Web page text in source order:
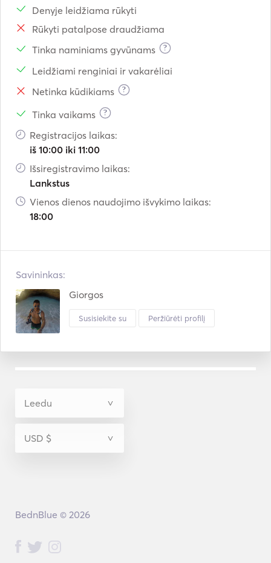
Denyje leidžiama rūkyti
Rūkyti patalpose draudžiama
Tinka naminiams gyvūnams
?
Leidžiami renginiai ir vakarėliai
Netinka kūdikiams
?
Tinka vaikams ?
Registracijos laikas:
iš 10:00 iki 11:00
Išsiregistravimo laikas:
Lankstus
Vienos dienos naudojimo išvykimo laikas:
18:00
Savininkas:
Giorgos
Susisiekite su Peržiūrėti profilį
BednBlue © 2026